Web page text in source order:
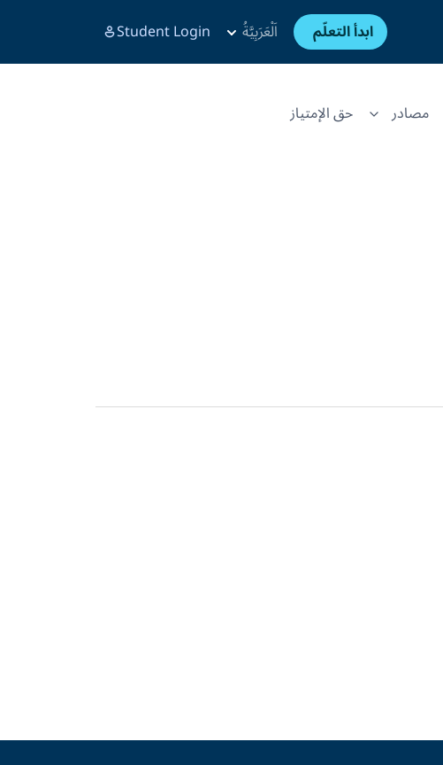
ابدأ التعلّم اَلْعَرَبِيَّةُ Student Login
مصادر حق الإمتياز